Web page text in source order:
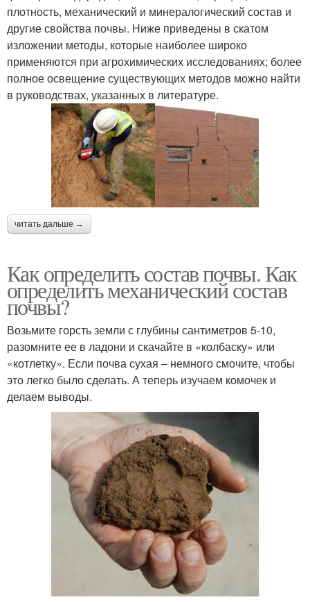
плотность, механический и минералогический состав и
другие свойства почвы. Ниже приведены в скатом
изложении методы, которые наиболее широко
применяются при агрохимических исследованиях; более
полное освещение существующих методов можно найти
в руководствах, указанных в литературе.
читать дальше →
Как определить состав почвы. Как
определить механический состав
почвы?
Возьмите горсть земли с глубины сантиметров 5-10,
разомните ее в ладони и скачайте в «колбаску» или
«котлетку». Если почва сухая – немного смочите, чтобы
это легко было сделать. А теперь изучаем комочек и
делаем выводы.